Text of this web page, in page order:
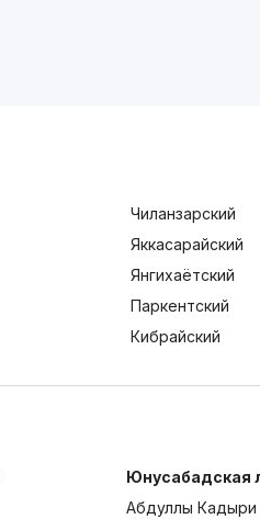
Чиланзарский
Яккасарайский
Янгихаётский
Паркентский
Кибрайский
Юнусабадская
Абдуллы Кадыри